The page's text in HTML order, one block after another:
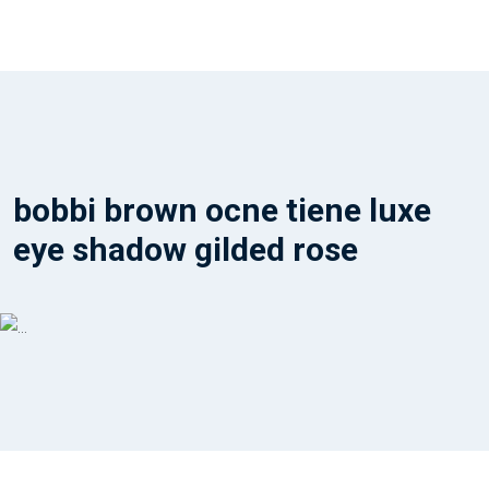
bobbi brown ocne tiene luxe
eye shadow gilded rose